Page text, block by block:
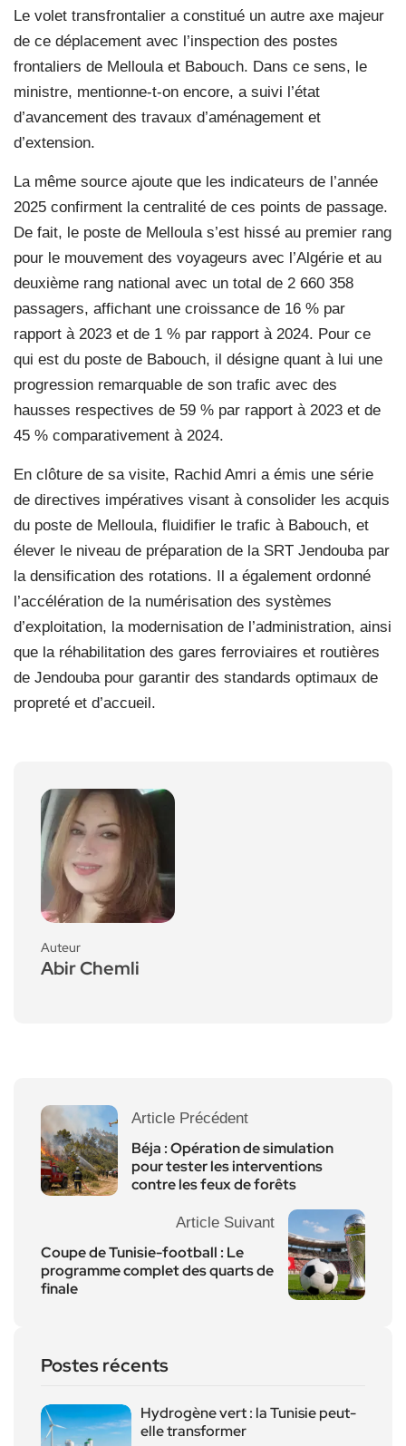
Le volet transfrontalier a constitué un autre axe majeur
de ce déplacement avec l’inspection des postes
frontaliers de Melloula et Babouch. Dans ce sens, le
ministre, mentionne-t-on encore, a suivi l’état
d’avancement des travaux d’aménagement et
d’extension.
La même source ajoute que les indicateurs de l’année
2025 confirment la centralité de ces points de passage.
De fait, le poste de Melloula s’est hissé au premier rang
pour le mouvement des voyageurs avec l’Algérie et au
deuxième rang national avec un total de 2 660 358
passagers, affichant une croissance de 16 % par
rapport à 2023 et de 1 % par rapport à 2024. Pour ce
qui est du poste de Babouch, il désigne quant à lui une
progression remarquable de son trafic avec des
hausses respectives de 59 % par rapport à 2023 et de
45 % comparativement à 2024.
En clôture de sa visite, Rachid Amri a émis une série
de directives impératives visant à consolider les acquis
du poste de Melloula, fluidifier le trafic à Babouch, et
élever le niveau de préparation de la SRT Jendouba par
la densification des rotations. Il a également ordonné
l’accélération de la numérisation des systèmes
d’exploitation, la modernisation de l’administration, ainsi
que la réhabilitation des gares ferroviaires et routières
de Jendouba pour garantir des standards optimaux de
propreté et d’accueil.
Auteur
Abir Chemli
Article Précédent
Béja : Opération de simulation
pour tester les interventions
contre les feux de forêts
Article Suivant
Coupe de Tunisie-football : Le
programme complet des quarts de
finale
Postes récents
Hydrogène vert : la Tunisie peut-
elle transformer